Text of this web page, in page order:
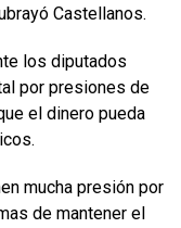
Castellanos.
los diputados
por presiones de
el dinero pueda
mucha presión por
de mantener el